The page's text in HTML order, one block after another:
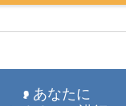
あなたに